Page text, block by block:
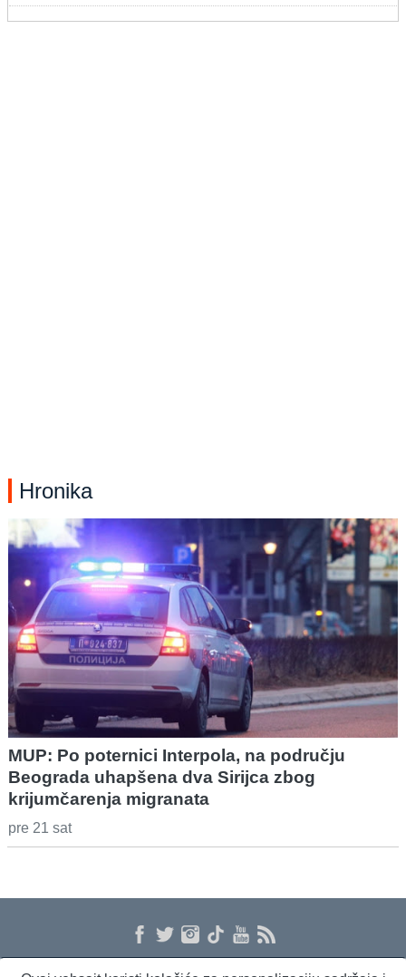
Hronika
MUP: Po poternici Interpola, na području
Beograda uhapšena dva Sirijca zbog
krijumčarenja migranata
pre 21 sat